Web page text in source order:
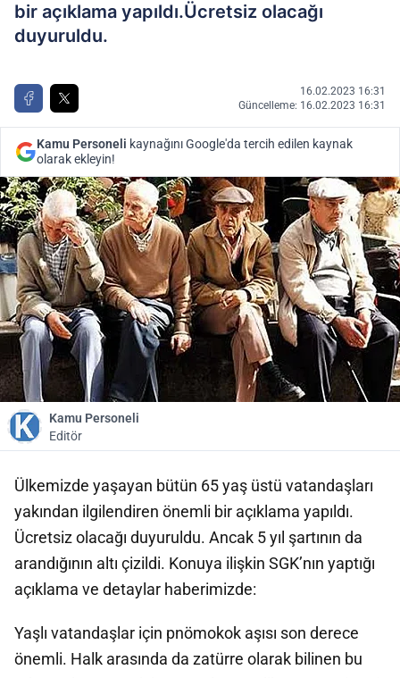
bir açıklama yapıldı.Ücretsiz olacağı
duyuruldu.
16.02.2023 16:31
Güncelleme: 16.02.2023 16:31
Kamu Personeli kaynağını Google'da tercih edilen kaynak
olarak ekleyin!
Kamu Personeli
Editör
Ülkemizde yaşayan bütün 65 yaş üstü vatandaşları
yakından ilgilendiren önemli bir açıklama yapıldı.
Ücretsiz olacağı duyuruldu. Ancak 5 yıl şartının da
arandığının altı çizildi. Konuya ilişkin SGK’nın yaptığı
açıklama ve detaylar haberimizde:
Yaşlı vatandaşlar için pnömokok aşısı son derece
önemli. Halk arasında da zatürre olarak bilinen bu